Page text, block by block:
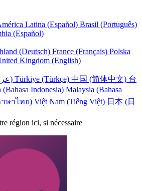
Latina (Español) Brasil (Português)
(Español)
(Deutsch) France (Français) Polska
Kingdom (English)
UAE (عربي) Türkiye (Türkçe) 中国 (简体中文) 台
(Bahasa Indonesia) Malaysia (Bahasa
ษาไทย) Việt Nam (Tiếng Việt) 日本 (日
région ici, si nécessaire